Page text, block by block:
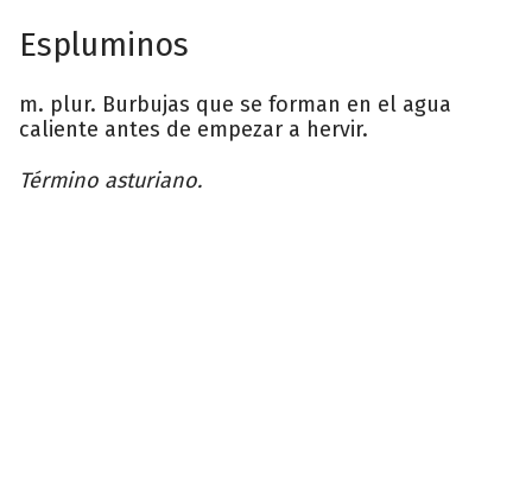
Espluminos
m. plur. Burbujas que se forman en el agua
caliente antes de empezar a hervir.
Término asturiano.